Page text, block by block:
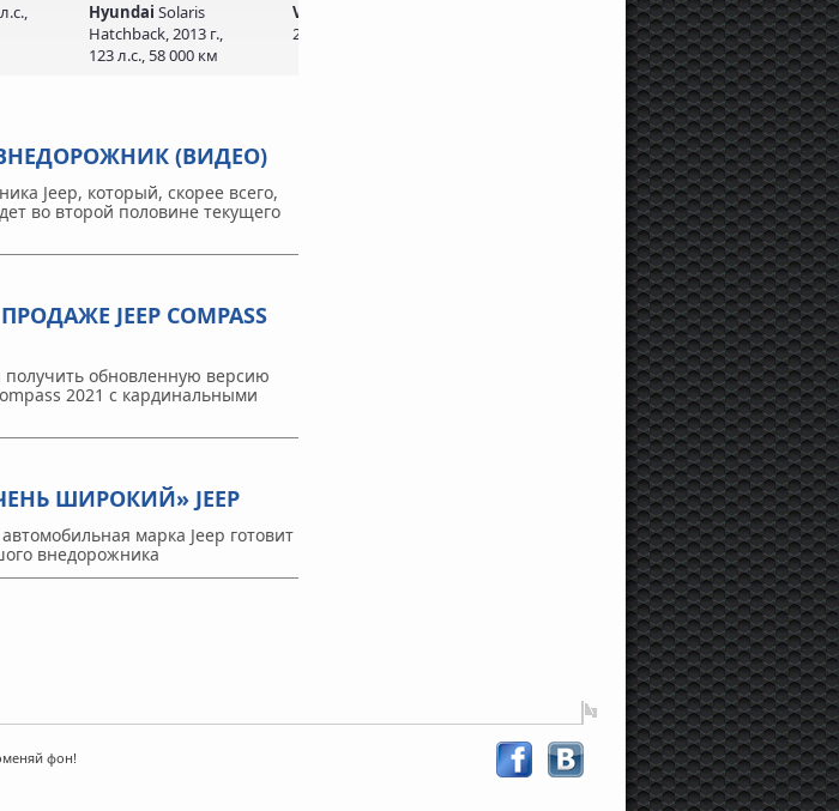
Hyundai Solaris
Hatchback, 2013 г.,
123 л.с., 58 000 км
Volvo
238 л.с., 210 000 км
S60, 2007 г., 140 л.с.,
OpelAstra H
2012 г., 140 л.с., 60
(ВИДЕО)
Jeep, который, скорее всего,
во второй половине текущего
JEEP COMPASS
получить обновленную версию
2021 с кардинальными
ШИРОКИЙ» JEEP
марка Jeep готовит
внедорожника
фон!